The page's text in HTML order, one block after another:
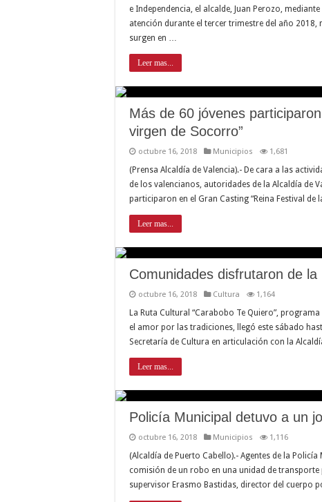
e Independencia, el alcalde, Juan Perozo,
atención durante el tercer trimestre del año
surgen en …
Leer mas...
Más de 60 jóvenes
virgen de Socorro”
octubre 16, 2018 Municipios 1,681
(Prensa Alcaldía de Valencia).- De cara a las
de los valencianos, autoridades de la Alcaldía de
participaron en el Gran Casting “Reina Festival de
Leer mas...
Comunidades disfrutaron de la
octubre 16, 2018 Cultura 1,164
La Ruta Cultural “Carabobo Te Quiero”,
el amor por las tradiciones, llegó este sábado
Secretaría de Cultura en articulación con la
Leer mas...
Policía Municipal detuvo a un
octubre 16, 2018 Municipios 1,116
(Alcaldía de Puerto Cabello).- Agentes de la
comisión de un robo en una unidad de
supervisor Erasmo Bastidas, director del cuerpo